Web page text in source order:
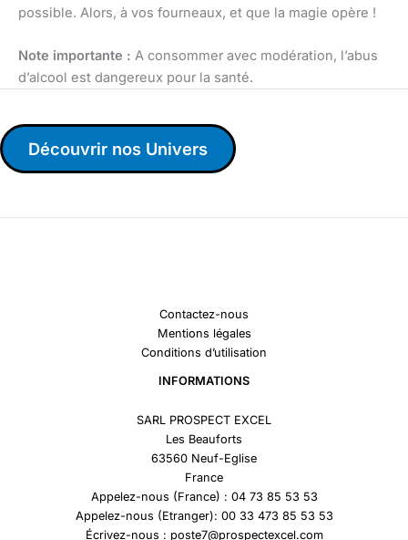
possible. Alors, à vos fourneaux, et que la magie opère !
Note importante : A consommer avec modération, l’abus
d’alcool est dangereux pour la santé.
Découvrir nos Univers
Contactez-nous
Mentions légales
Conditions d’utilisation
INFORMATIONS
SARL PROSPECT EXCEL
Les Beauforts
63560 Neuf-Eglise
France
Appelez-nous (France) : 04 73 85 53 53
Appelez-nous (Etranger): 00 33 473 85 53 53
Écrivez-nous : poste7@prospectexcel.com